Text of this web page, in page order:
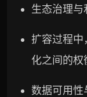
生态治理与
扩容过程中
化之间的权
数据可用